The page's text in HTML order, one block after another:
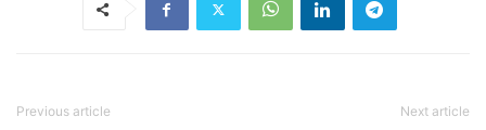
Previous article Next article